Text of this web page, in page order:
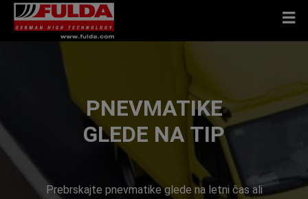
PNEVMATIKE
GLEDE NA TIP
Prebrskajte pnevmatike glede na letni čas ali